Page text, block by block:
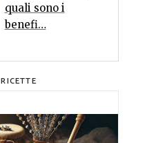
quali sono i
benefi…